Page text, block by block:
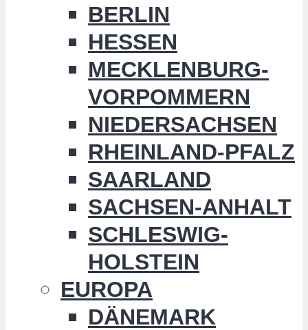
BERLIN
HESSEN
MECKLENBURG-
VORPOMMERN
NIEDERSACHSEN
RHEINLAND-PFALZ
SAARLAND
SACHSEN-ANHALT
SCHLESWIG-
HOLSTEIN
EUROPA
DÄNEMARK